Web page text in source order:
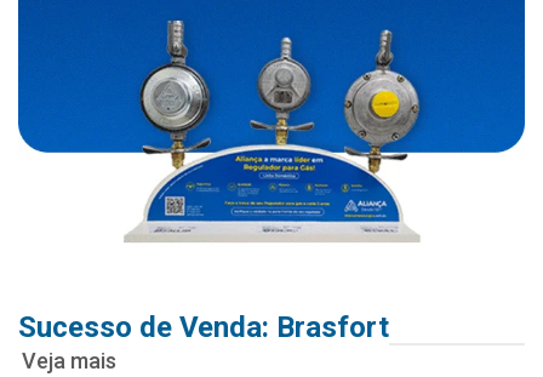
Sucesso de Venda: Brasfort
Veja mais